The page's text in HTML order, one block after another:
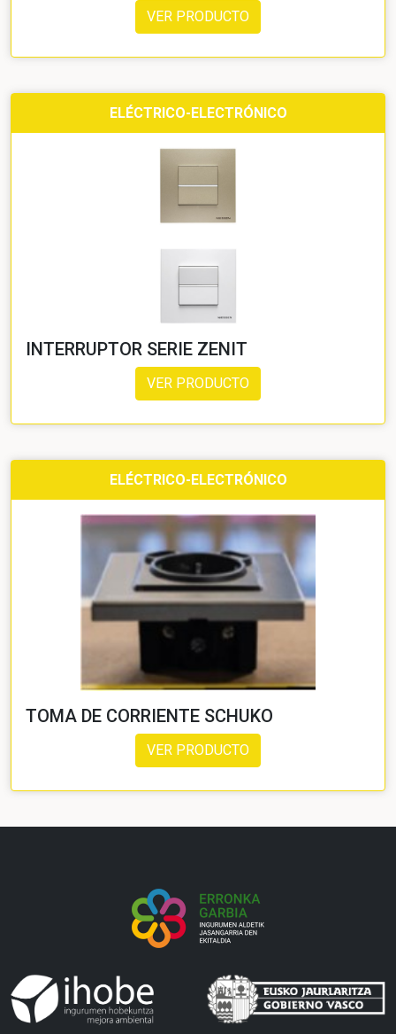
VER PRODUCTO
ELÉCTRICO-ELECTRÓNICO
INTERRUPTOR SERIE ZENIT
VER PRODUCTO
ELÉCTRICO-ELECTRÓNICO
TOMA DE CORRIENTE SCHUKO
VER PRODUCTO